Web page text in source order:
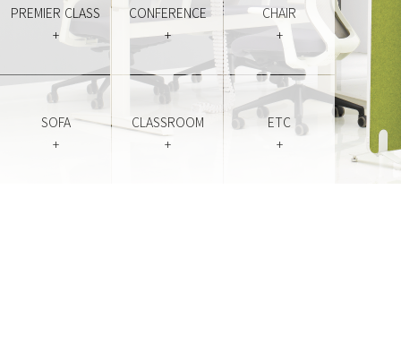
Etc
PREMIER CLASS
+
CONFERENCE
+
CHAIR
+
SOFA
+
CLASSROOM
+
ETC
+